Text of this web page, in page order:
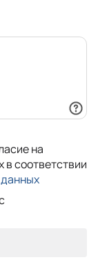
на
в соответствии